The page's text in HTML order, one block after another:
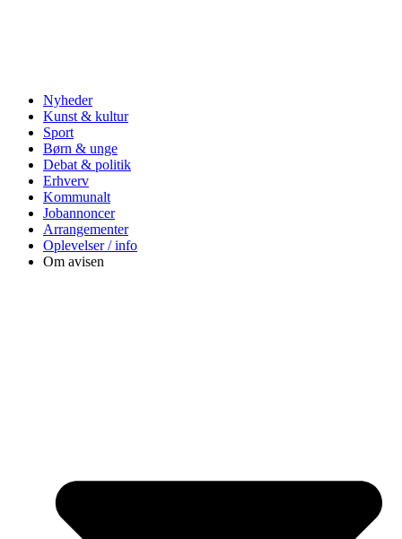
Nyheder
Kunst & kultur
Sport
Børn & unge
Debat & politik
Erhverv
Kommunalt
Jobannoncer
Arrangementer
Oplevelser / info
Om avisen